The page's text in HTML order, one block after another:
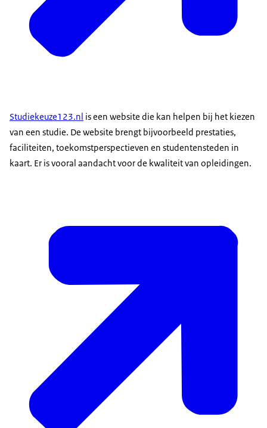
rijksoverheid.nl/studeren
Kijk op duo.nl/rekenhulp om makkelijk je
informatie op rijksoverheid.nl/studeren.
Studiekeuze123.nl is een website die kan helpen bij het kiezen
van een studie. De website brengt bijvoorbeeld prestaties,
faciliteiten, toekomstperspectieven en studentensteden in
kaart. Er is vooral aandacht voor de kwaliteit van opleidingen.